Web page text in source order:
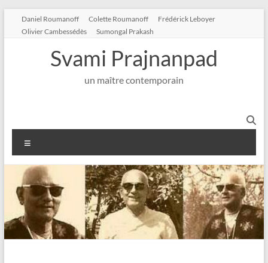
Aller
contenu
Daniel Roumanoff Colette Roumanoff
Frédérick Leboyer
Olivier Cambessédès
Sumongal Prakash
Svami Prajnanpad
un maître contemporain